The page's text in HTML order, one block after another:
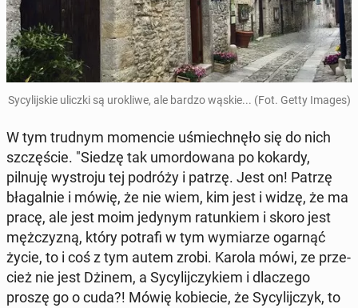
Sy­cy­lij­skie uliczki są uro­kli­we, ale bardzo wąskie... (Fot. Getty Images)
W tym trudnym mo­men­cie uśmiech­nę­ło się do nich
szczę­ście. "Siedzę tak umor­do­wa­na po kokardy,
pilnuję wy­stro­ju tej podróży i patrzę. Jest on! Patrzę
bła­gal­nie i mówię, że nie wiem, kim jest i widzę, że ma
pracę, ale jest moim jedynym ra­tun­kiem i skoro jest
męż­czy­zną, który potrafi w tym wy­mia­rze ogarnąć
życie, to i coś z tym autem zrobi. Karola mówi, ze prze­
cież nie jest Dżinem, a Sy­cy­lij­czy­kiem i dla­cze­go
proszę go o cuda?! Mówię ko­bie­cie, że Sy­cy­lij­czyk, to